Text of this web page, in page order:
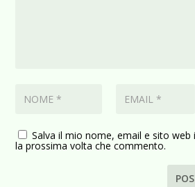
Salva il mio nome, email e sito
la prossima volta che commento.